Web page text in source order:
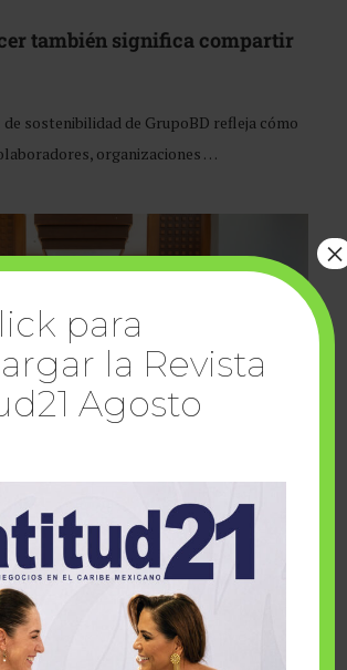
también significa compartir
sostenibilidad de GrupoBD refleja cómo
organizaciones …
inspira; cumplen
Mayakoba y Make-A-Wish
para
la Revista
Agosto
×